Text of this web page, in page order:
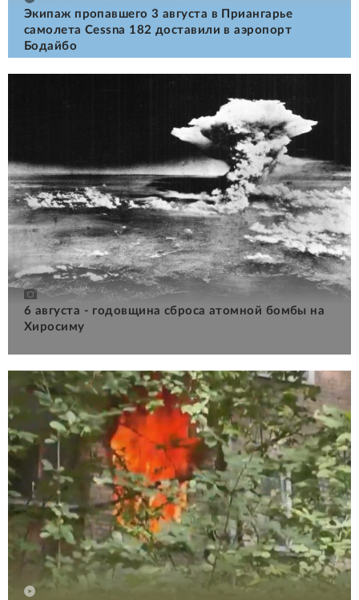
Экипаж пропавшего 3 августа в Приангарье
самолета Cessna 182 доставили в аэропорт
Бодайбо
6 августа - годовщина сброса атомной бомбы на
Хиросиму